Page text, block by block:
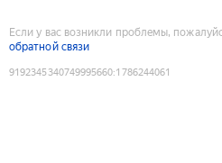
Если у вас возникли проблемы,
обратной связи
9192345340749995660:1786244061